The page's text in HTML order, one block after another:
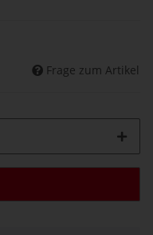
Frage zum Artikel